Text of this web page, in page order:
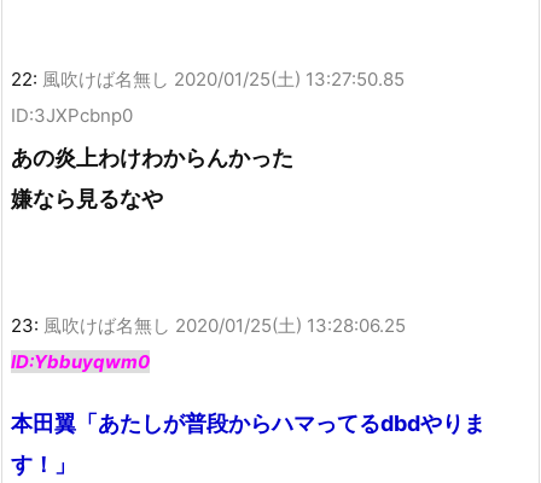
22: 風吹けば名無し 2020/01/25(土) 13:27:50.85
ID:3JXPcbnp0
あの炎上わけわからんかった
嫌なら見るなや
23: 風吹けば名無し 2020/01/25(土) 13:28:06.25
ID:Ybbuyqwm0
本田翼「あたしが普段からハマってるdbdやりま
す！」